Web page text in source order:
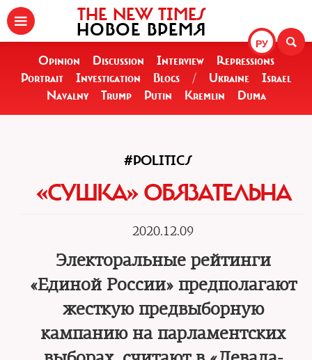
РУ
THE NEW TIMES
НОВОЕ ВРЕМЯ
Opinion Discussion Interview
Repressions
Portrait
Investigation Blogs / Ukraine
Israel
Navalny
Trump Putin Kremlin Duma
#POLITICS
«СУШКА» ОБЯЗАТЕЛЬНА
2020.12.09
Электоральные рейтинги
«Единой России» предполагают
жесткую предвыборную
кампанию на парламентских